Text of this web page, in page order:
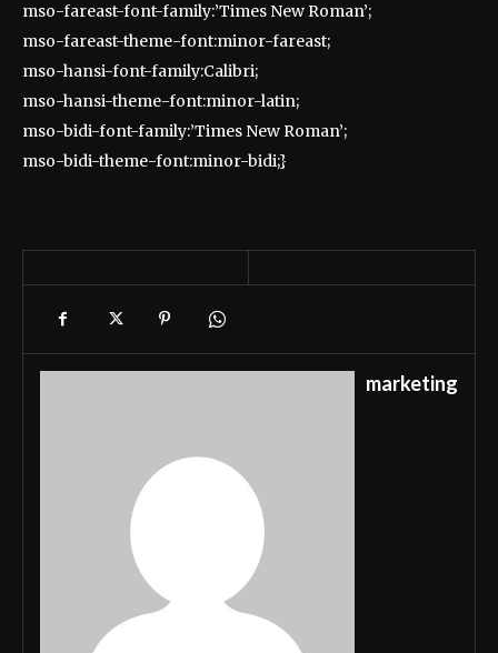
mso-fareast-font-family:’Times New Roman’;
mso-fareast-theme-font:minor-fareast;
mso-hansi-font-family:Calibri;
mso-hansi-theme-font:minor-latin;
mso-bidi-font-family:’Times New Roman’;
mso-bidi-theme-font:minor-bidi;}
marketing